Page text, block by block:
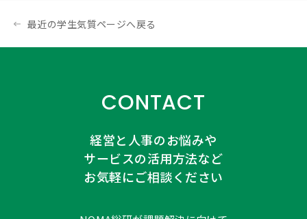
最近の学生気質ページへ戻る
CONTACT
経営と人事のお悩みや
サービスの活用方法など
お気軽にご相談ください